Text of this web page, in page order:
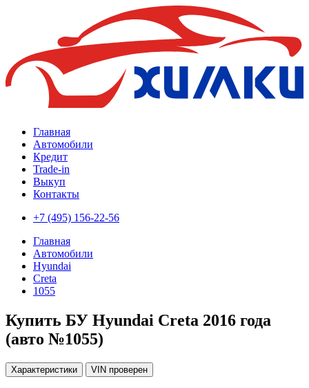
Главная
Автомобили
Кредит
Trade-in
Выкуп
Контакты
+7 (495) 156-22-56
Главная
Автомобили
Hyundai
Creta
1055
Купить БУ Hyundai Creta 2016 года
(авто №1055)
Характеристики VIN проверен